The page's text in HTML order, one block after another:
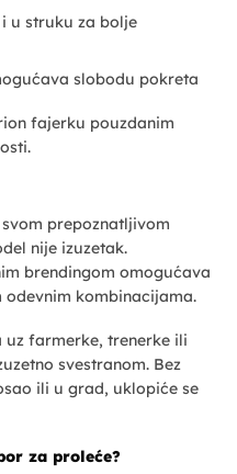
u struku za bolje
slobodu pokreta
fajerku pouzdanim
prepoznatljivom
nije izuzetak.
brendingom omogućava
kombinacijama.
farmerke, trenerke ili
svestranom. Bez
ili u grad, uklopiće se
za proleće?